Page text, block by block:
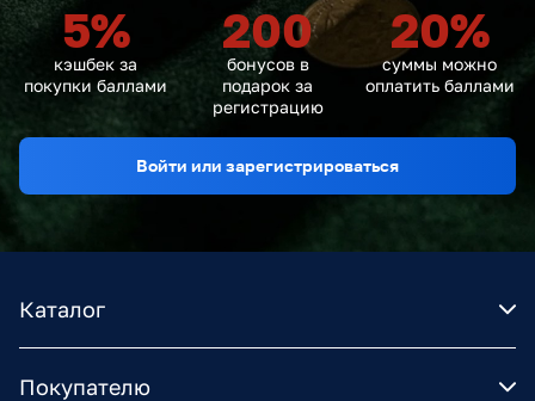
5%
кэшбек за
покупки баллами
200
бонусов в
подарок за
регистрацию
20%
суммы можно
оплатить баллами
Войти или зарегистрироваться
Каталог
Покупателю